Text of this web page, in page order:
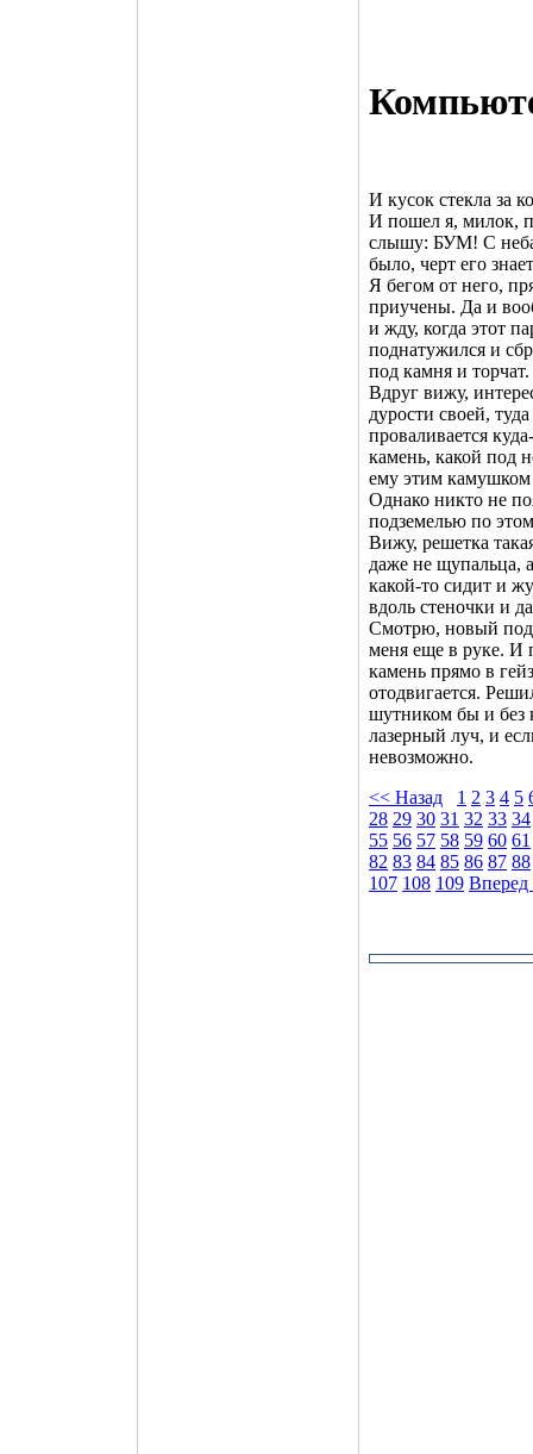
И кусок стекла за
И пошел я, милок,
слышу: БУМ! С неба
было, черт его
Я бегом от него,
приучены. Да и
и жду, когда этот
поднатужился и
под камня и
Вдруг вижу,
дурости своей,
проваливается
камень, какой под
ему этим камушком
Однако никто не
подземелью по
Вижу, решетка
даже не щупальца,
какой-то сидит и
вдоль стеночки и
Смотрю, новый
меня еще в руке. И
камень прямо в
отодвигается.
шутником бы и без
лазерный луч, и
невозможно.
<< Назад
1 2 3 4 5
28 29 30 31 32 33 34
55 56 57 58 59 60 61
82 83 84 85 86 87 88
107 108 109 Вперед